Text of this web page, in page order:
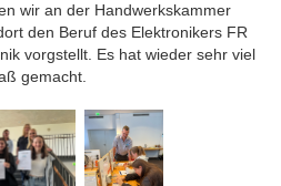
an der Handwerkskammer
den Beruf des Elektronikers FR
vorgstellt. Es hat wieder sehr viel
gemacht.